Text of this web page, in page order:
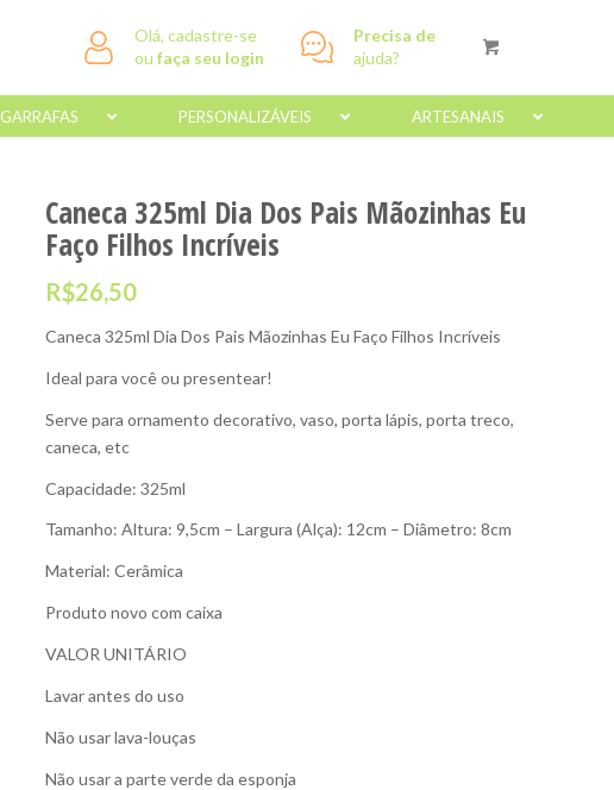
Olá, cadastre-se
oufaça seu login
Precisa de
ajuda?
GARRAFAS PERSONALIZÁVEIS ARTESANAIS
Caneca 325ml Dia Dos Pais Mãozinhas Eu
Faço Filhos Incríveis
R$26,50
Caneca 325ml Dia Dos Pais Mãozinhas Eu Faço Filhos Incríveis
Ideal para você ou presentear!
Serve para ornamento decorativo, vaso, porta lápis, porta treco,
caneca, etc
Capacidade: 325ml
Tamanho: Altura: 9,5cm – Largura (Alça): 12cm – Diâmetro: 8cm
Material: Cerâmica
Produto novo com caixa
VALOR UNITÁRIO
Lavar antes do uso
Não usar lava-louças
Não usar a parte verde da esponja